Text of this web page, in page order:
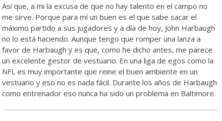
Así que, a mi la excusa de que no hay talento en el campo no
me sirve. Porque para mí un buen es el que sabe sacar el
máximo partido a sus jugadores y a día de hoy, John Harbaugh
no lo está haciendo. Aunque tengo que romper una lanza a
favor de Harbaugh y es que, como he dicho antes, me parece
un excelente gestor de vestuario. En una liga de egos como la
NFL es muy importante que reine el buen ambiente en un
vestuario y eso no es nada fácil. Durante los años de Harbaugh
como entrenador eso nunca ha sido un problema en Baltimore.